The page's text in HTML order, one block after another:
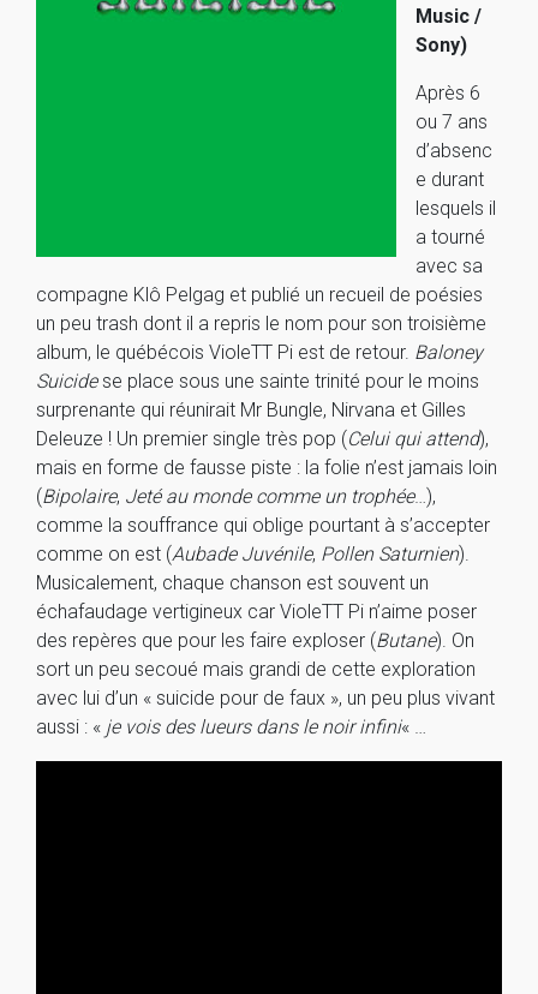
Music /
Sony)
Après 6
ou 7 ans
d’absenc
e durant
lesquels il
a tourné
avec sa
compagne Klô Pelgag et publié un recueil de poésies
un peu trash dont il a repris le nom pour son troisième
album, le québécois VioleTT Pi est de retour. Baloney
Suicidese place sous une sainte trinité pour le moins
surprenante qui réunirait Mr Bungle, Nirvana et Gilles
Deleuze ! Un premier single très pop (Celui qui attend),
mais en forme de fausse piste : la folie n’est jamais loin
(Bipolaire, Jeté au monde comme un trophée…),
comme la souffrance qui oblige pourtant à s’accepter
comme on est (Aubade Juvénile, Pollen Saturnien).
Musicalement, chaque chanson est souvent un
échafaudage vertigineux car VioleTT Pi n’aime poser
des repères que pour les faire exploser (Butane). On
sort un peu secoué mais grandi de cette exploration
avec lui d’un « suicide pour de faux », un peu plus vivant
aussi : « je vois des lueurs dans le noir infini« …